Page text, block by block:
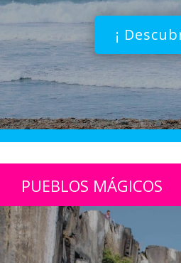
¡
PUEBLOS MÁGICOS